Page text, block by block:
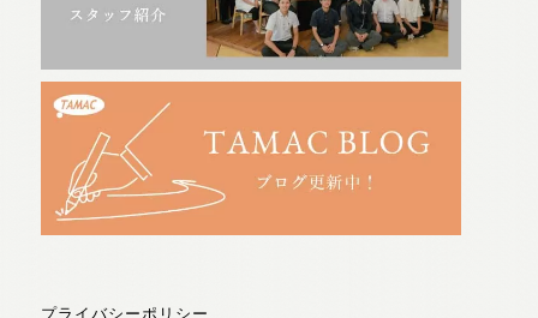
プライバシーポリシー